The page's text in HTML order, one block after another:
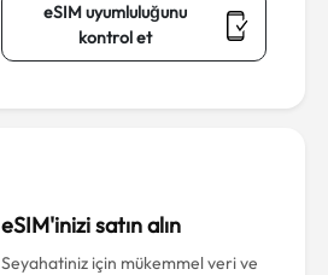
eSIM uyumluluğunu
kontrol et
eSIM'inizi satın alın
Seyahatiniz için mükemmel veri ve